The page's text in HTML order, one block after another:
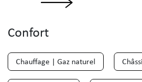
Confort
Chauffage | Gaz naturel